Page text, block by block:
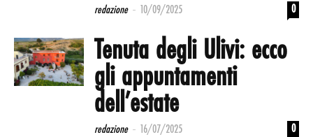
redazione - 10/09/2025 0
Tenuta degli Ulivi: ecco
gli appuntamenti
dell’estate
redazione - 16/07/2025 0